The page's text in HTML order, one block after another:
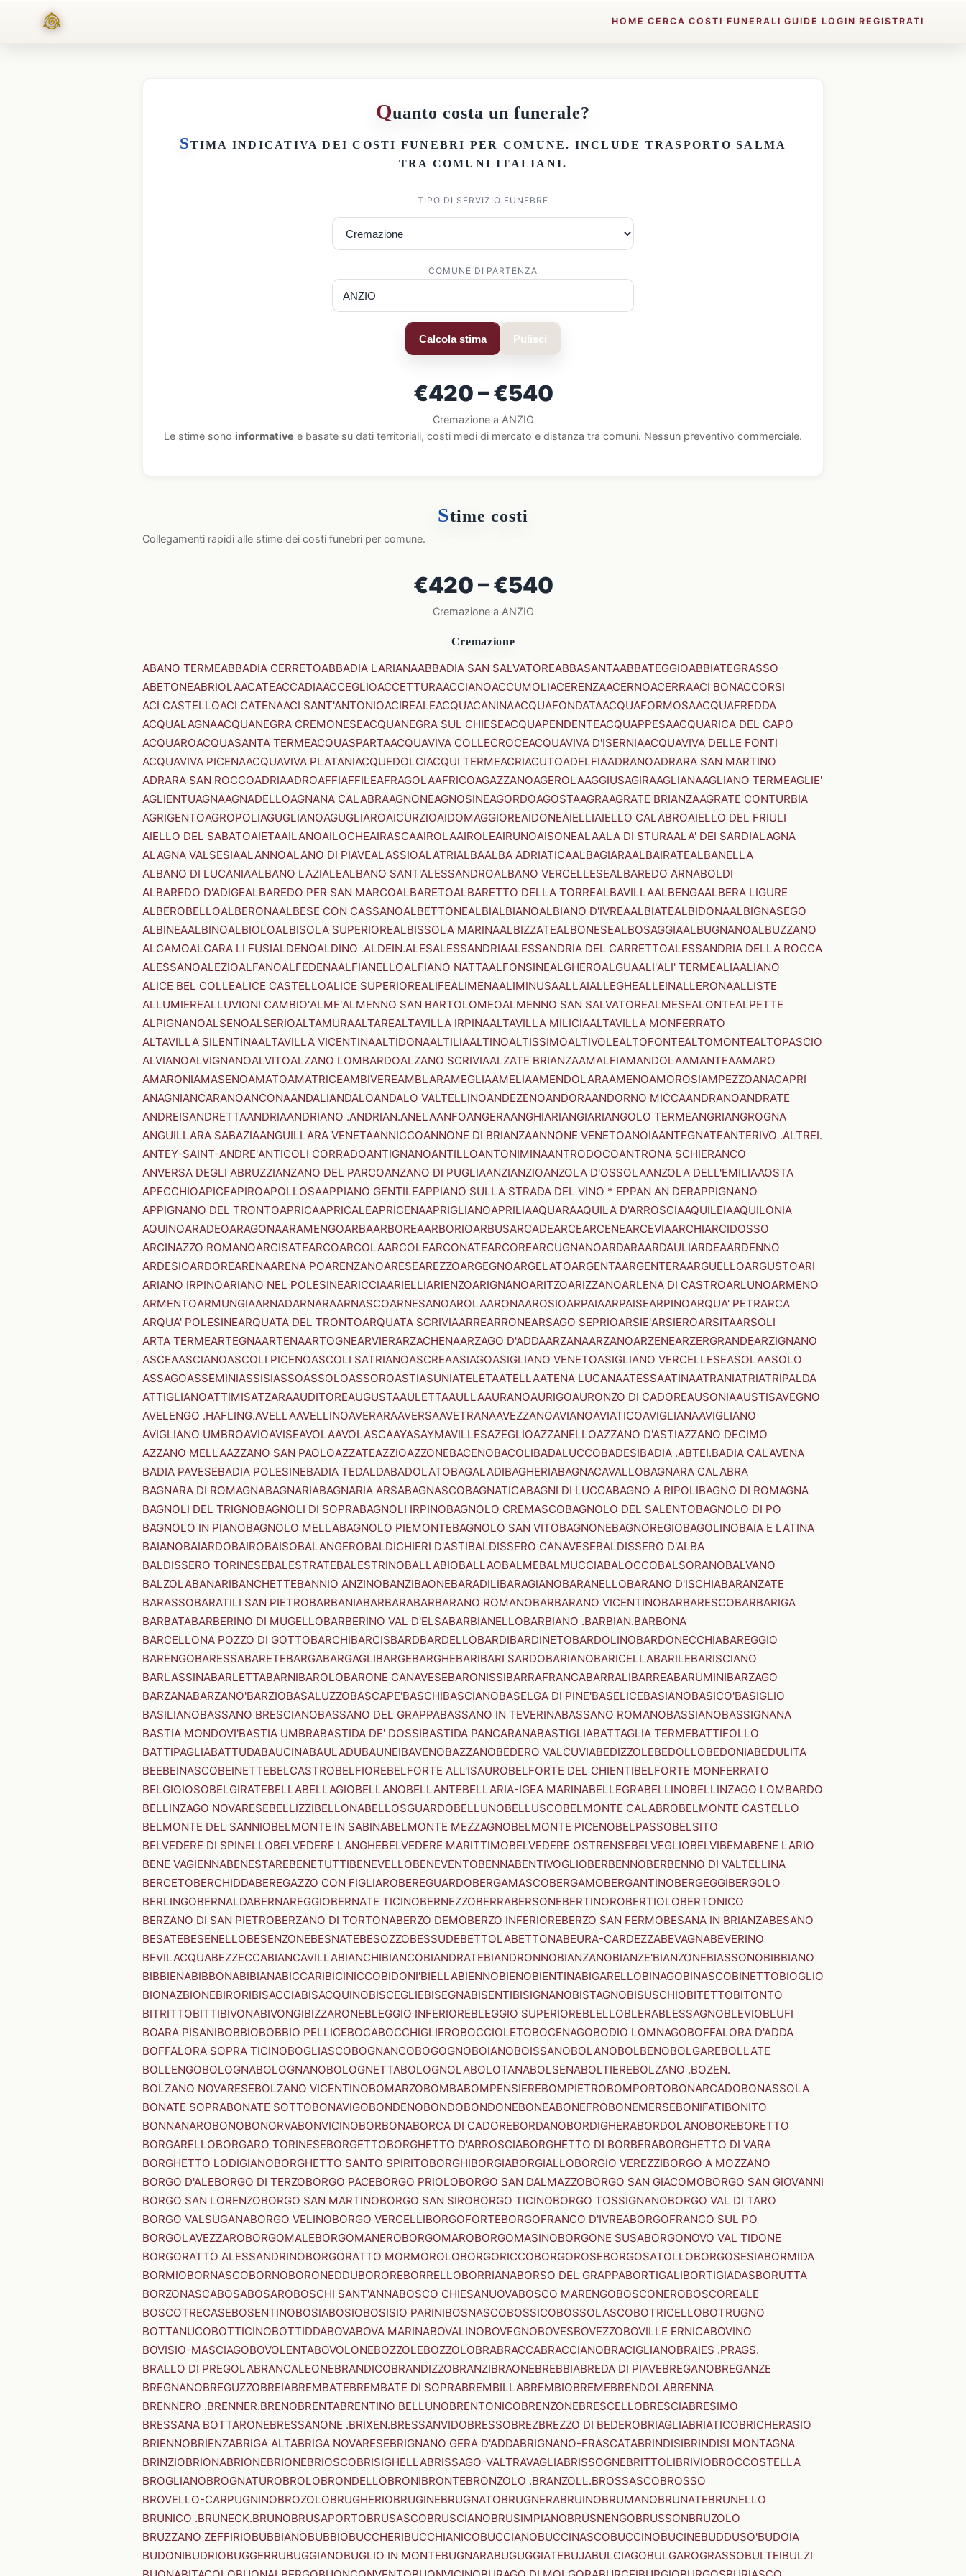
HOME CERCA COSTI FUNERALI GUIDE LOGIN REGISTRATI
Quanto costa un funerale?
STIMA INDICATIVA DEICOSTI FUNEBRI PER COMUNE. INCLUDE TRASPORTO SALMA
TRA COMUNI ITALIANI.
TIPO DI SERVIZIO FUNEBRE
COMUNE DI PARTENZA
Calcola stima Pulisci
€420 – €540
Cremazione a ANZIO
Le stime sono informative e basate su dati territoriali, costi medi di mercato e distanza tra comuni. Nessun preventivo commerciale.
Stime costi
Collegamenti rapidi alle stime dei costi funebri per comune.
€420 – €540
Cremazione a ANZIO
Cremazione
ABANO TERMEABBADIA CERRETOABBADIA LARIANAABBADIA SAN SALVATOREABBASANTAABBATEGGIOABBIATEGRASSO
ABETONEABRIOLAACATEACCADIAACCEGLIOACCETTURAACCIANOACCUMOLIACERENZAACERNOACERRAACI BONACCORSI
ACI CASTELLOACI CATENAACI SANT'ANTONIOACIREALEACQUACANINAACQUAFONDATAACQUAFORMOSAACQUAFREDDA
ACQUALAGNAACQUANEGRA CREMONESEACQUANEGRA SUL CHIESEACQUAPENDENTEACQUAPPESAACQUARICA DEL CAPO
ACQUAROACQUASANTA TERMEACQUASPARTAACQUAVIVA COLLECROCEACQUAVIVA D'ISERNIAACQUAVIVA DELLE FONTI
ACQUAVIVA PICENAACQUAVIVA PLATANIACQUEDOLCIACQUI TERMEACRIACUTOADELFIAADRANOADRARA SAN MARTINO
ADRARA SAN ROCCOADRIAADROAFFIAFFILEAFRAGOLAAFRICOAGAZZANOAGEROLAAGGIUSAGIRAAGLIANAAGLIANO TERMEAGLIE'
AGLIENTUAGNAAGNADELLOAGNANA CALABRAAGNONEAGNOSINEAGORDOAGOSTAAGRAAGRATE BRIANZAAGRATE CONTURBIA
AGRIGENTOAGROPOLIAGUGLIANOAGUGLIAROAICURZIOAIDOMAGGIOREAIDONEAIELLIAIELLO CALABROAIELLO DEL FRIULI
AIELLO DEL SABATOAIETAAILANOAILOCHEAIRASCAAIROLAAIROLEAIRUNOAISONEALAALA DI STURAALA' DEI SARDIALAGNA
ALAGNA VALSESIAALANNOALANO DI PIAVEALASSIOALATRIALBAALBA ADRIATICAALBAGIARAALBAIRATEALBANELLA
ALBANO DI LUCANIAALBANO LAZIALEALBANO SANT'ALESSANDROALBANO VERCELLESEALBAREDO ARNABOLDI
ALBAREDO D'ADIGEALBAREDO PER SAN MARCOALBARETOALBARETTO DELLA TORREALBAVILLAALBENGAALBERA LIGURE
ALBEROBELLOALBERONAALBESE CON CASSANOALBETTONEALBIALBIANOALBIANO D'IVREAALBIATEALBIDONAALBIGNASEGO
ALBINEAALBINOALBIOLOALBISOLA SUPERIOREALBISSOLA MARINAALBIZZATEALBONESEALBOSAGGIAALBUGNANOALBUZZANO
ALCAMOALCARA LI FUSIALDENOALDINO .ALDEIN.ALESALESSANDRIAALESSANDRIA DEL CARRETTOALESSANDRIA DELLA ROCCA
ALESSANOALEZIOALFANOALFEDENAALFIANELLOALFIANO NATTAALFONSINEALGHEROALGUAALI'ALI' TERMEALIAALIANO
ALICE BEL COLLEALICE CASTELLOALICE SUPERIOREALIFEALIMENAALIMINUSAALLAIALLEGHEALLEINALLERONAALLISTE
ALLUMIEREALLUVIONI CAMBIO'ALME'ALMENNO SAN BARTOLOMEOALMENNO SAN SALVATOREALMESEALONTEALPETTE
ALPIGNANOALSENOALSERIOALTAMURAALTAREALTAVILLA IRPINAALTAVILLA MILICIAALTAVILLA MONFERRATO
ALTAVILLA SILENTINAALTAVILLA VICENTINAALTIDONAALTILIAALTINOALTISSIMOALTIVOLEALTOFONTEALTOMONTEALTOPASCIO
ALVIANOALVIGNANOALVITOALZANO LOMBARDOALZANO SCRIVIAALZATE BRIANZAAMALFIAMANDOLAAMANTEAAMARO
AMARONIAMASENOAMATOAMATRICEAMBIVEREAMBLARAMEGLIAAMELIAAMENDOLARAAMENOAMOROSIAMPEZZOANACAPRI
ANAGNIANCARANOANCONAANDALIANDALOANDALO VALTELLINOANDEZENOANDORAANDORNO MICCAANDRANOANDRATE
ANDREISANDRETTAANDRIAANDRIANO .ANDRIAN.ANELAANFOANGERAANGHIARIANGIARIANGOLO TERMEANGRIANGROGNA
ANGUILLARA SABAZIAANGUILLARA VENETAANNICCOANNONE DI BRIANZAANNONE VENETOANOIAANTEGNATEANTERIVO .ALTREI.
ANTEY-SAINT-ANDRE'ANTICOLI CORRADOANTIGNANOANTILLOANTONIMINAANTRODOCOANTRONA SCHIERANCO
ANVERSA DEGLI ABRUZZIANZANO DEL PARCOANZANO DI PUGLIAANZIANZIOANZOLA D'OSSOLAANZOLA DELL'EMILIAAOSTA
APECCHIOAPICEAPIROAPOLLOSAAPPIANO GENTILEAPPIANO SULLA STRADA DEL VINO * EPPAN AN DERAPPIGNANO
APPIGNANO DEL TRONTOAPRICAAPRICALEAPRICENAAPRIGLIANOAPRILIAAQUARAAQUILA D'ARROSCIAAQUILEIAAQUILONIA
AQUINOARADEOARAGONAARAMENGOARBAARBOREAARBORIOARBUSARCADEARCEARCENEARCEVIAARCHIARCIDOSSO
ARCINAZZO ROMANOARCISATEARCOARCOLAARCOLEARCONATEARCOREARCUGNANOARDARAARDAULIARDEAARDENNO
ARDESIOARDOREARENAARENA POARENZANOARESEAREZZOARGEGNOARGELATOARGENTAARGENTERAARGUELLOARGUSTOARI
ARIANO IRPINOARIANO NEL POLESINEARICCIAARIELLIARIENZOARIGNANOARITZOARIZZANOARLENA DI CASTROARLUNOARMENO
ARMENTOARMUNGIAARNADARNARAARNASCOARNESANOAROLAARONAAROSIOARPAIAARPAISEARPINOARQUA' PETRARCA
ARQUA' POLESINEARQUATA DEL TRONTOARQUATA SCRIVIAARREARRONEARSAGO SEPRIOARSIE'ARSIEROARSITAARSOLI
ARTA TERMEARTEGNAARTENAARTOGNEARVIERARZACHENAARZAGO D'ADDAARZANAARZANOARZENEARZERGRANDEARZIGNANO
ASCEAASCIANOASCOLI PICENOASCOLI SATRIANOASCREAASIAGOASIGLIANO VENETOASIGLIANO VERCELLESEASOLAASOLO
ASSAGOASSEMINIASSISIASSOASSOLOASSOROASTIASUNIATELETAATELLAATENA LUCANAATESSAATINAATRANIATRIATRIPALDA
ATTIGLIANOATTIMISATZARAAUDITOREAUGUSTAAULETTAAULLAAURANOAURIGOAURONZO DI CADOREAUSONIAAUSTISAVEGNO
AVELENGO .HAFLING.AVELLAAVELLINOAVERARAAVERSAAVETRANAAVEZZANOAVIANOAVIATICOAVIGLIANAAVIGLIANO
AVIGLIANO UMBROAVIOAVISEAVOLAAVOLASCAAYASAYMAVILLESAZEGLIOAZZANELLOAZZANO D'ASTIAZZANO DECIMO
AZZANO MELLAAZZANO SAN PAOLOAZZATEAZZIOAZZONEBACENOBACOLIBADALUCCOBADESIBADIA .ABTEI.BADIA CALAVENA
BADIA PAVESEBADIA POLESINEBADIA TEDALDABADOLATOBAGALADIBAGHERIABAGNACAVALLOBAGNARA CALABRA
BAGNARA DI ROMAGNABAGNARIABAGNARIA ARSABAGNASCOBAGNATICABAGNI DI LUCCABAGNO A RIPOLIBAGNO DI ROMAGNA
BAGNOLI DEL TRIGNOBAGNOLI DI SOPRABAGNOLI IRPINOBAGNOLO CREMASCOBAGNOLO DEL SALENTOBAGNOLO DI PO
BAGNOLO IN PIANOBAGNOLO MELLABAGNOLO PIEMONTEBAGNOLO SAN VITOBAGNONEBAGNOREGIOBAGOLINOBAIA E LATINA
BAIANOBAIARDOBAIROBAISOBALANGEROBALDICHIERI D'ASTIBALDISSERO CANAVESEBALDISSERO D'ALBA
BALDISSERO TORINESEBALESTRATEBALESTRINOBALLABIOBALLAOBALMEBALMUCCIABALOCCOBALSORANOBALVANO
BALZOLABANARIBANCHETTEBANNIO ANZINOBANZIBAONEBARADILIBARAGIANOBARANELLOBARANO D'ISCHIABARANZATE
BARASSOBARATILI SAN PIETROBARBANIABARBARABARBARANO ROMANOBARBARANO VICENTINOBARBARESCOBARBARIGA
BARBATABARBERINO DI MUGELLOBARBERINO VAL D'ELSABARBIANELLOBARBIANO .BARBIAN.BARBONA
BARCELLONA POZZO DI GOTTOBARCHIBARCISBARDBARDELLOBARDIBARDINETOBARDOLINOBARDONECCHIABAREGGIO
BARENGOBARESSABARETEBARGABARGAGLIBARGEBARGHEBARIBARI SARDOBARIANOBARICELLABARILEBARISCIANO
BARLASSINABARLETTABARNIBAROLOBARONE CANAVESEBARONISSIBARRAFRANCABARRALIBARREABARUMINIBARZAGO
BARZANABARZANO'BARZIOBASALUZZOBASCAPE'BASCHIBASCIANOBASELGA DI PINE'BASELICEBASIANOBASICO'BASIGLIO
BASILIANOBASSANO BRESCIANOBASSANO DEL GRAPPABASSANO IN TEVERINABASSANO ROMANOBASSIANOBASSIGNANA
BASTIA MONDOVI'BASTIA UMBRABASTIDA DE' DOSSIBASTIDA PANCARANABASTIGLIABATTAGLIA TERMEBATTIFOLLO
BATTIPAGLIABATTUDABAUCINABAULADUBAUNEIBAVENOBAZZANOBEDERO VALCUVIABEDIZZOLEBEDOLLOBEDONIABEDULITA
BEEBEINASCOBEINETTEBELCASTROBELFIOREBELFORTE ALL'ISAUROBELFORTE DEL CHIENTIBELFORTE MONFERRATO
BELGIOIOSOBELGIRATEBELLABELLAGIOBELLANOBELLANTEBELLARIA-IGEA MARINABELLEGRABELLINOBELLINZAGO LOMBARDO
BELLINZAGO NOVARESEBELLIZZIBELLONABELLOSGUARDOBELLUNOBELLUSCOBELMONTE CALABROBELMONTE CASTELLO
BELMONTE DEL SANNIOBELMONTE IN SABINABELMONTE MEZZAGNOBELMONTE PICENOBELPASSOBELSITO
BELVEDERE DI SPINELLOBELVEDERE LANGHEBELVEDERE MARITTIMOBELVEDERE OSTRENSEBELVEGLIOBELVIBEMABENE LARIO
BENE VAGIENNABENESTAREBENETUTTIBENEVELLOBENEVENTOBENNABENTIVOGLIOBERBENNOBERBENNO DI VALTELLINA
BERCETOBERCHIDDABEREGAZZO CON FIGLIAROBEREGUARDOBERGAMASCOBERGAMOBERGANTINOBERGEGGIBERGOLO
BERLINGOBERNALDABERNAREGGIOBERNATE TICINOBERNEZZOBERRABERSONEBERTINOROBERTIOLOBERTONICO
BERZANO DI SAN PIETROBERZANO DI TORTONABERZO DEMOBERZO INFERIOREBERZO SAN FERMOBESANA IN BRIANZABESANO
BESATEBESENELLOBESENZONEBESNATEBESOZZOBESSUDEBETTOLABETTONABEURA-CARDEZZABEVAGNABEVERINO
BEVILACQUABEZZECCABIANCAVILLABIANCHIBIANCOBIANDRATEBIANDRONNOBIANZANOBIANZE'BIANZONEBIASSONOBIBBIANO
BIBBIENABIBBONABIBIANABICCARIBICINICCOBIDONI'BIELLABIENNOBIENOBIENTINABIGARELLOBINAGOBINASCOBINETTOBIOGLIO
BIONAZBIONEBIRORIBISACCIABISACQUINOBISCEGLIEBISEGNABISENTIBISIGNANOBISTAGNOBISUSCHIOBITETTOBITONTO
BITRITTOBITTIBIVONABIVONGIBIZZARONEBLEGGIO INFERIOREBLEGGIO SUPERIOREBLELLOBLERABLESSAGNOBLEVIOBLUFI
BOARA PISANIBOBBIOBOBBIO PELLICEBOCABOCCHIGLIEROBOCCIOLETOBOCENAGOBODIO LOMNAGOBOFFALORA D'ADDA
BOFFALORA SOPRA TICINOBOGLIASCOBOGNANCOBOGOGNOBOIANOBOISSANOBOLANOBOLBENOBOLGAREBOLLATE
BOLLENGOBOLOGNABOLOGNANOBOLOGNETTABOLOGNOLABOLOTANABOLSENABOLTIEREBOLZANO .BOZEN.
BOLZANO NOVARESEBOLZANO VICENTINOBOMARZOBOMBABOMPENSIEREBOMPIETROBOMPORTOBONARCADOBONASSOLA
BONATE SOPRABONATE SOTTOBONAVIGOBONDENOBONDOBONDONEBONEABONEFROBONEMERSEBONIFATIBONITO
BONNANAROBONOBONORVABONVICINOBORBONABORCA DI CADOREBORDANOBORDIGHERABORDOLANOBOREBORETTO
BORGARELLOBORGARO TORINESEBORGETTOBORGHETTO D'ARROSCIABORGHETTO DI BORBERABORGHETTO DI VARA
BORGHETTO LODIGIANOBORGHETTO SANTO SPIRITOBORGHIBORGIABORGIALLOBORGIO VEREZZIBORGO A MOZZANO
BORGO D'ALEBORGO DI TERZOBORGO PACEBORGO PRIOLOBORGO SAN DALMAZZOBORGO SAN GIACOMOBORGO SAN GIOVANNI
BORGO SAN LORENZOBORGO SAN MARTINOBORGO SAN SIROBORGO TICINOBORGO TOSSIGNANOBORGO VAL DI TARO
BORGO VALSUGANABORGO VELINOBORGO VERCELLIBORGOFORTEBORGOFRANCO D'IVREABORGOFRANCO SUL PO
BORGOLAVEZZAROBORGOMALEBORGOMANEROBORGOMAROBORGOMASINOBORGONE SUSABORGONOVO VAL TIDONE
BORGORATTO ALESSANDRINOBORGORATTO MORMOROLOBORGORICCOBORGOROSEBORGOSATOLLOBORGOSESIABORMIDA
BORMIOBORNASCOBORNOBORONEDDUBOROREBORRELLOBORRIANABORSO DEL GRAPPABORTIGALIBORTIGIADASBORUTTA
BORZONASCABOSABOSAROBOSCHI SANT'ANNABOSCO CHIESANUOVABOSCO MARENGOBOSCONEROBOSCOREALE
BOSCOTRECASEBOSENTINOBOSIABOSIOBOSISIO PARINIBOSNASCOBOSSICOBOSSOLASCOBOTRICELLOBOTRUGNO
BOTTANUCOBOTTICINOBOTTIDDABOVABOVA MARINABOVALINOBOVEGNOBOVESBOVEZZOBOVILLE ERNICABOVINO
BOVISIO-MASCIAGOBOVOLENTABOVOLONEBOZZOLEBOZZOLOBRABRACCABRACCIANOBRACIGLIANOBRAIES .PRAGS.
BRALLO DI PREGOLABRANCALEONEBRANDICOBRANDIZZOBRANZIBRAONEBREBBIABREDA DI PIAVEBREGANOBREGANZE
BREGNANOBREGUZZOBREIABREMBATEBREMBATE DI SOPRABREMBILLABREMBIOBREMEBRENDOLABRENNA
BRENNERO .BRENNER.BRENOBRENTABRENTINO BELLUNOBRENTONICOBRENZONEBRESCELLOBRESCIABRESIMO
BRESSANA BOTTARONEBRESSANONE .BRIXEN.BRESSANVIDOBRESSOBREZBREZZO DI BEDEROBRIAGLIABRIATICOBRICHERASIO
BRIENNOBRIENZABRIGA ALTABRIGA NOVARESEBRIGNANO GERA D'ADDABRIGNANO-FRASCATABRINDISIBRINDISI MONTAGNA
BRINZIOBRIONABRIONEBRIONEBRIOSCOBRISIGHELLABRISSAGO-VALTRAVAGLIABRISSOGNEBRITTOLIBRIVIOBROCCOSTELLA
BROGLIANOBROGNATUROBROLOBRONDELLOBRONIBRONTEBRONZOLO .BRANZOLL.BROSSASCOBROSSO
BROVELLO-CARPUGNINOBROZOLOBRUGHERIOBRUGINEBRUGNATOBRUGNERABRUINOBRUMANOBRUNATEBRUNELLO
BRUNICO .BRUNECK.BRUNOBRUSAPORTOBRUSASCOBRUSCIANOBRUSIMPIANOBRUSNENGOBRUSSONBRUZOLO
BRUZZANO ZEFFIRIOBUBBIANOBUBBIOBUCCHERIBUCCHIANICOBUCCIANOBUCCINASCOBUCCINOBUCINEBUDDUSO'BUDOIA
BUDONIBUDRIOBUGGERRUBUGGIANOBUGLIO IN MONTEBUGNARABUGUGGIATEBUJABULCIAGOBULGAROGRASSOBULTEIBULZI